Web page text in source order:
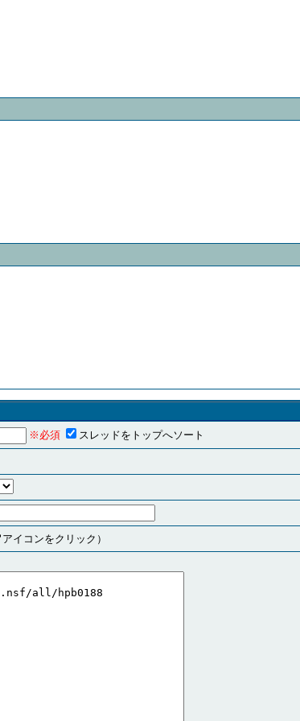
※必須 スレッドをトップへソート
アイコンをクリック）